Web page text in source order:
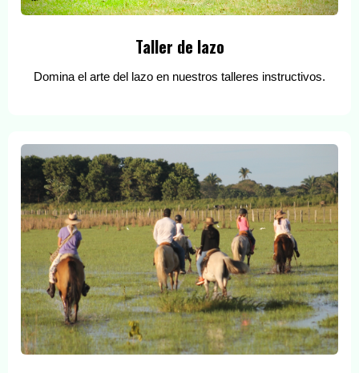
Taller de lazo
Domina el arte del lazo en nuestros talleres instructivos.